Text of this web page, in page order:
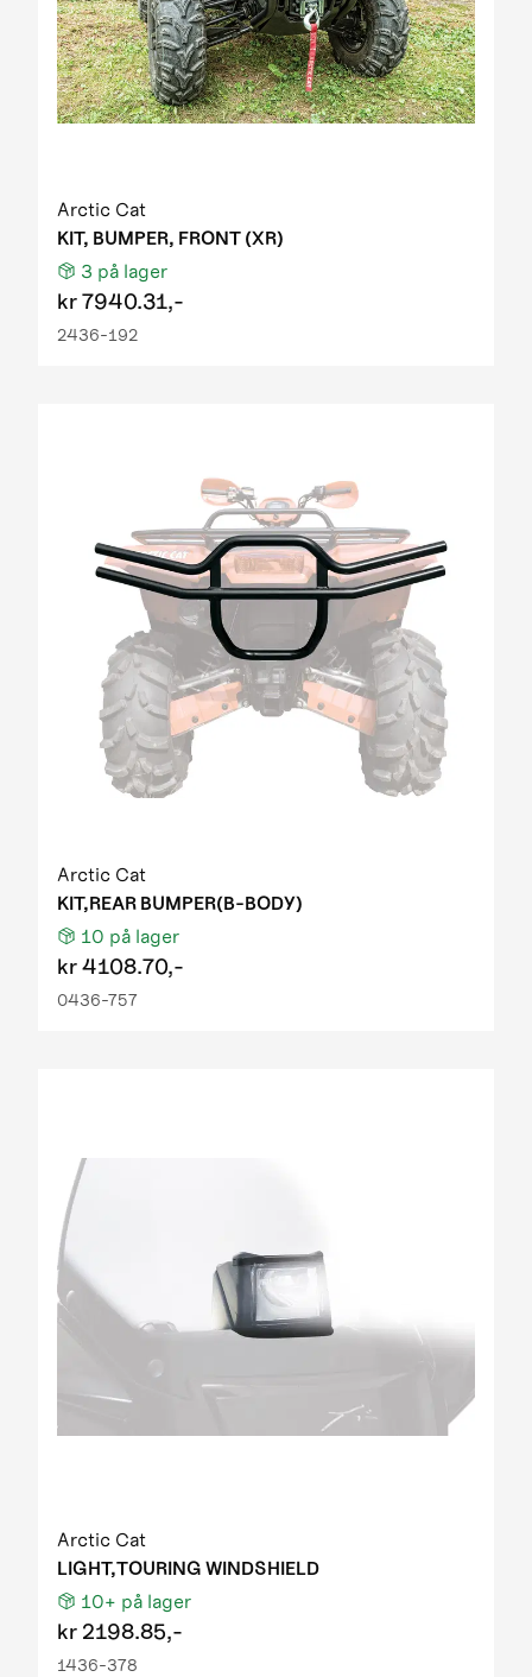
Arctic Cat
KIT, BUMPER, FRONT (XR)
3 på lager
kr7940.31,-
2436-192
Arctic Cat
KIT,REAR BUMPER(B-BODY)
10 på lager
kr4108.70,-
0436-757
Arctic Cat
LIGHT,TOURING WINDSHIELD
10+ på lager
kr 2198.85,-
1436-378